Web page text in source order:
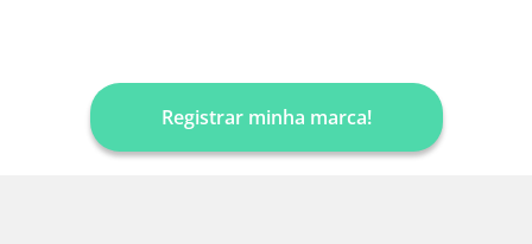
Registrar minha marca!